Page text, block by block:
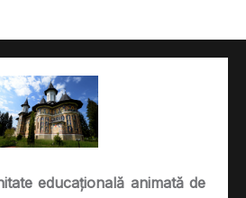
educațională animată de